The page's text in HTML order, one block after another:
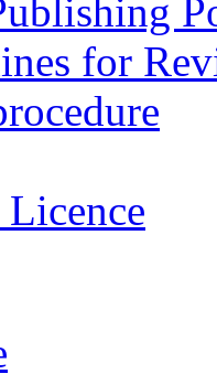
for
Licence